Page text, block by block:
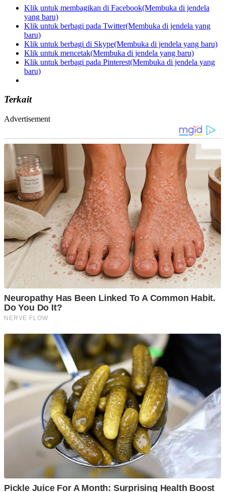
Klik untuk membagikan di Facebook(Membuka di jendela
yang baru)
Klik untuk berbagi pada Twitter(Membuka di jendela yang
baru)
Klik untuk berbagi di Skype(Membuka di jendela yang baru)
Klik untuk mencetak(Membuka di jendela yang baru)
Klik untuk berbagi pada Pinterest(Membuka di jendela yang
baru)
Terkait
Advertisement